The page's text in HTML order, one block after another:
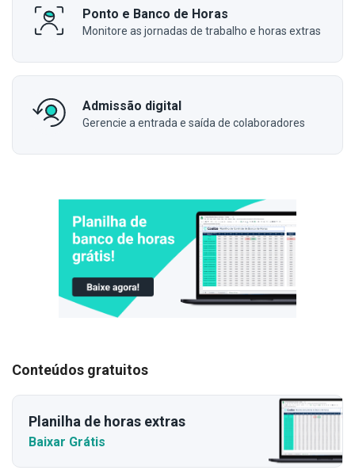
Ponto e Banco de Horas
Monitore as jornadas de trabalho e horas extras
Admissão digital
Gerencie a entrada e saída de colaboradores
Conteúdos gratuitos
Planilha de horas extras
Baixar Grátis